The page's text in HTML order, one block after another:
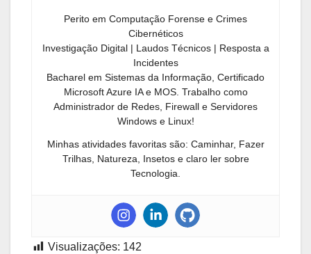
Perito em Computação Forense e Crimes
Cibernéticos
Investigação Digital | Laudos Técnicos | Resposta a
Incidentes
Bacharel em Sistemas da Informação, Certificado
Microsoft Azure IA e MOS. Trabalho como
Administrador de Redes, Firewall e Servidores
Windows e Linux!
Minhas atividades favoritas são: Caminhar, Fazer
Trilhas, Natureza, Insetos e claro ler sobre
Tecnologia.
Visualizações: 142